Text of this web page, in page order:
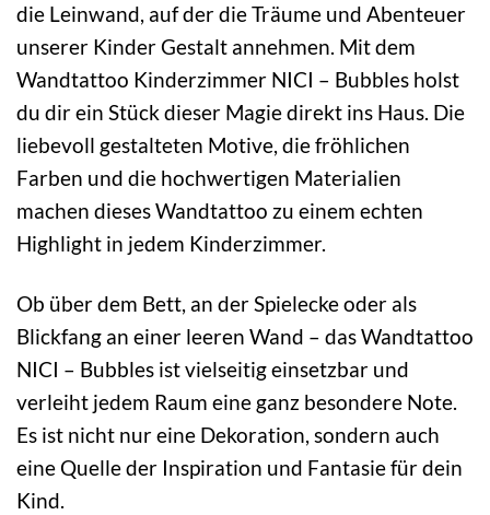
die Leinwand, auf der die Träume und Abenteuer
unserer Kinder Gestalt annehmen. Mit dem
Wandtattoo Kinderzimmer NICI – Bubbles holst
du dir ein Stück dieser Magie direkt ins Haus. Die
liebevoll gestalteten Motive, die fröhlichen
Farben und die hochwertigen Materialien
machen dieses Wandtattoo zu einem echten
Highlight in jedem Kinderzimmer.
Ob über dem Bett, an der Spielecke oder als
Blickfang an einer leeren Wand – das Wandtattoo
NICI – Bubbles ist vielseitig einsetzbar und
verleiht jedem Raum eine ganz besondere Note.
Es ist nicht nur eine Dekoration, sondern auch
eine Quelle der Inspiration und Fantasie für dein
Kind.